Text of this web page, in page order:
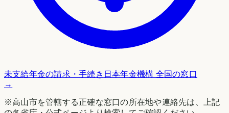
未支給年金の請求・手続き 日本年金機構 全国の窓口
→
※高山市を管轄する正確な窓口の所在地や連絡先は、上記